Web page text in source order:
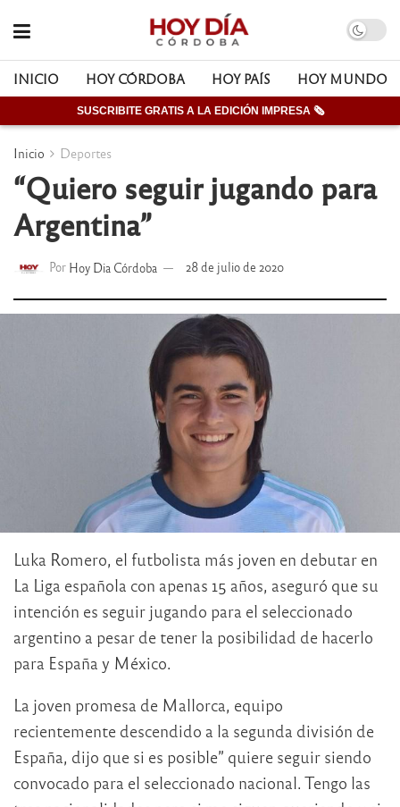
INICIO HOY CÓRDOBA HOY PAÍS HOY MUNDO
SUSCRIBITE GRATIS A LA EDICIÓN IMPRESA 🗞
Inicio Deportes
“Quiero seguir jugando para
Argentina”
Por Hoy Dia Córdoba 28 de julio de 2020
Luka Romero, el futbolista más joven en debutar en
La Liga española con apenas 15 años, aseguró que su
intención es seguir jugando para el seleccionado
argentino a pesar de tener la posibilidad de hacerlo
para España y México.
La joven promesa de Mallorca, equipo
recientemente descendido a la segunda división de
España, dijo que si es posible” quiere seguir siendo
convocado para el seleccionado nacional. Tengo las